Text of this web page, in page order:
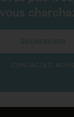
vous
RECHERCHER
CONTACTEZ-NOUS